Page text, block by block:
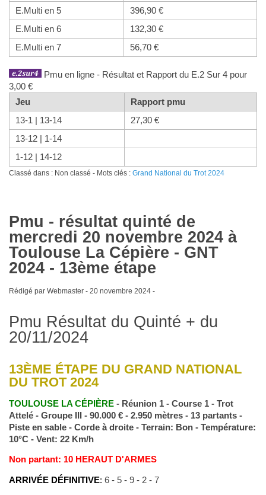
E.Multi en 5
396,90 €
E.Multi en 6
132,30 €
E.Multi en 7
56,70 €
Pmu en ligne - Résultat et Rapport du E.2 Sur 4 pour
3,00 €
Jeu
Rapport pmu
13-1 | 13-14
27,30 €
13-12 | 1-14
1-12 | 14-12
Classé dans : Non classé - Mots clés : Grand National du Trot 2024
Pmu - résultat quinté de
mercredi 20 novembre 2024 à
Toulouse La Cépière - GNT
2024 - 13ème étape
Rédigé par Webmaster - 20 novembre 2024-
Pmu Résultat du Quinté + du
20/11/2024
13ÈME ÉTAPE DU GRAND NATIONAL
DU TROT 2024
TOULOUSE LA CÉPIÈRE- Réunion 1 - Course 1 - Trot
Attelé - Groupe III - 90.000 € - 2.950 mètres - 13 partants -
Piste en sable - Corde à droite - Terrain: Bon - Température:
10°C - Vent: 22 Km/h
Non partant: 10 HERAUT D'ARMES
ARRIVÉE DÉFINITIVE: 6 - 5 - 9 - 2 - 7